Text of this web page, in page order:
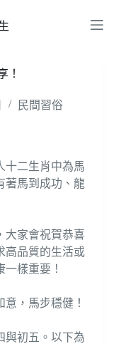
！
民間習俗
十二生肖中為馬
著馬到成功、龍
大家會祝賀恭喜
高品質的生活或
樣重要！
，馬步穩健！
與初五。以下為